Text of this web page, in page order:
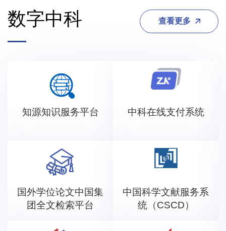
数字中科 查看更多
知源知识服务平台 中科在线支付系统
国外学位论文中国集
团全文检索平台
中国科学文献服务系
统（CSCD）